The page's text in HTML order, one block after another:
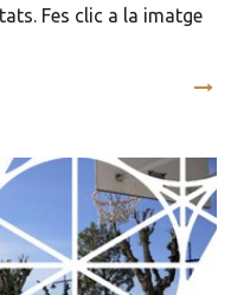
Fes clic a la imatge